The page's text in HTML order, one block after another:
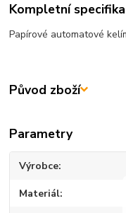
Kompletní
Papírové automatové
Původ zboží
Parametry
Výrobce
Materiál